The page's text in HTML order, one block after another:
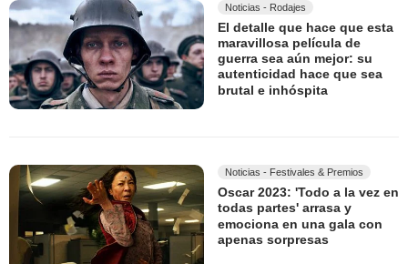
Noticias - Rodajes
El detalle que hace que esta
maravillosa película de
guerra sea aún mejor: su
autenticidad hace que sea
brutal e inhóspita
Noticias - Festivales & Premios
Oscar 2023: 'Todo a la vez en
todas partes' arrasa y
emociona en una gala con
apenas sorpresas